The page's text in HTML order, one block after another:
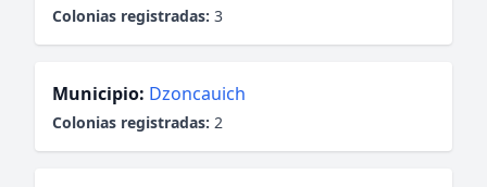
Colonias registradas: 3
Municipio: Dzoncauich
Colonias registradas: 2